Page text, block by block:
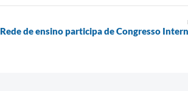
Rede de ensino participa de Congresso